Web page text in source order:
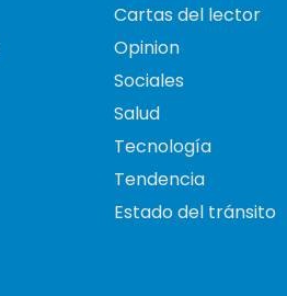
Cartas del lector
Opinion
Sociales
Salud
Tecnología
Tendencia
Estado del tránsito